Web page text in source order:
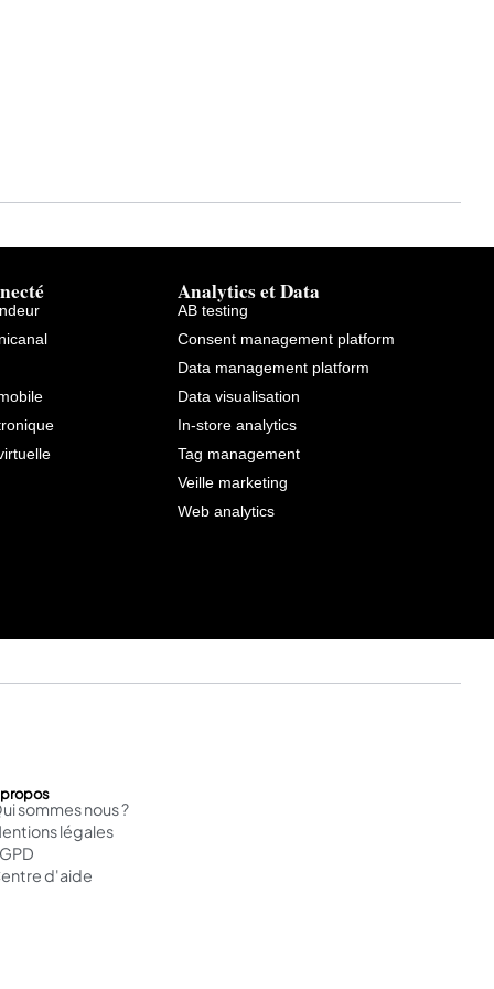
Analytics et Data
AB testing
Consent management platform
Data management platform
Data visualisation
In-store analytics
Tag management
Veille marketing
Web analytics
propos
sommes nous ?
légales
d'aide